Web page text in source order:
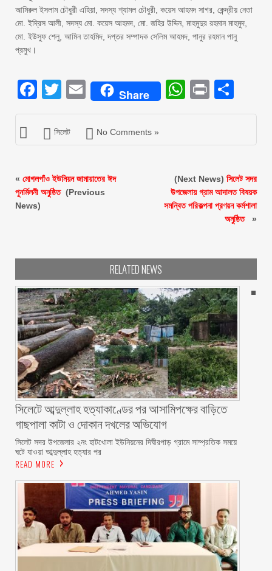
আমিরুল ইসলাম চৌধুরী এহিয়া, সদস্য শ্যামল চৌধুরী, কয়েস আহমদ সাগর, কেন্দ্রীয় নেতা
মো. ইদ্রিস আলী, সদস্য মো. কয়েস আহমদ, মো. জহির উদ্দিন, মাহমুদুর রহমান মাহমুদ,
মো. ইউসুফ শেলু, আমিন তাহমিদ, দপ্তর সম্পাদক সেলিম আহমদ, পানুর রহমান পানু
প্রমুখ।
Facebook
Twitter
EmailShare Print
সিলেট No Comments »
« মোগলগাঁও ইউনিয়ন জামায়াতের ঈদ
পুনর্মিলনী অনুষ্ঠিত ‎​ (Previous
News)
(Next News) সিলেট সদর
উপজেলায় গ্রাম আদালত বিষয়ক
সমন্বিত পরিকল্পনা প্রণয়ন কর্মশালা
অনুষ্ঠিত ‎ ‎​
»
RELATED NEWS
সিলেটে আব্দুল্লাহ হত্যাকাণ্ডের পর আসামিপক্ষের বাড়িতে
গাছপালা কাটা ও দোকান দখলের অভিযোগ
সিলেট সদর উপজেলার ২নং হাটখোলা ইউনিয়নের দিঘীরপাড় গ্রামে সাম্প্রতিক সময়ে
ঘটে যাওয়া আব্দুল্লাহ হত্যার পর
READ MORE